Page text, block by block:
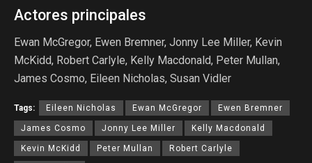
Actores principales
Ewan McGregor, Ewen Bremner, Jonny Lee Miller, Kevin
McKidd, Robert Carlyle, Kelly Macdonald, Peter Mullan,
James Cosmo, Eileen Nicholas, Susan Vidler
Tags: Eileen Nicholas Ewan McGregor Ewen Bremner
James Cosmo Jonny Lee Miller Kelly Macdonald
Kevin McKidd Peter Mullan Robert Carlyle